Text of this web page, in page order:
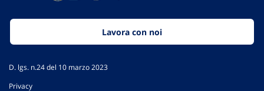
Lavora con noi
D. lgs. n.24 del 10 marzo 2023
Privacy